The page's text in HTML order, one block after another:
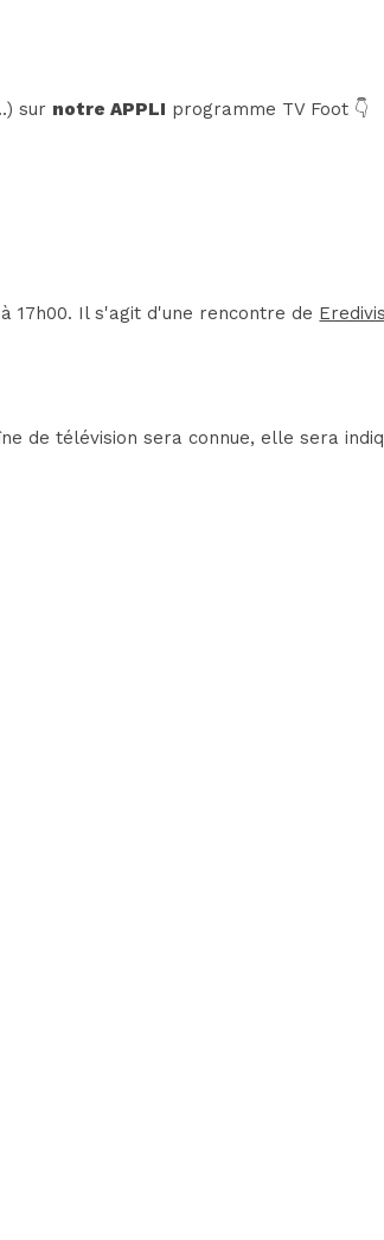
sur notre APPLI programme TV Foot 👇
17h00. Il s'agit d'une rencontre de
de télévision sera connue, elle sera